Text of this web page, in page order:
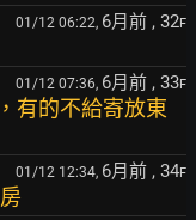
01/12 06:22, 6月前 , 32F
01/12 07:36, 6月前 , 33F
有的不給寄放東
01/12 12:34, 6月前 , 34F